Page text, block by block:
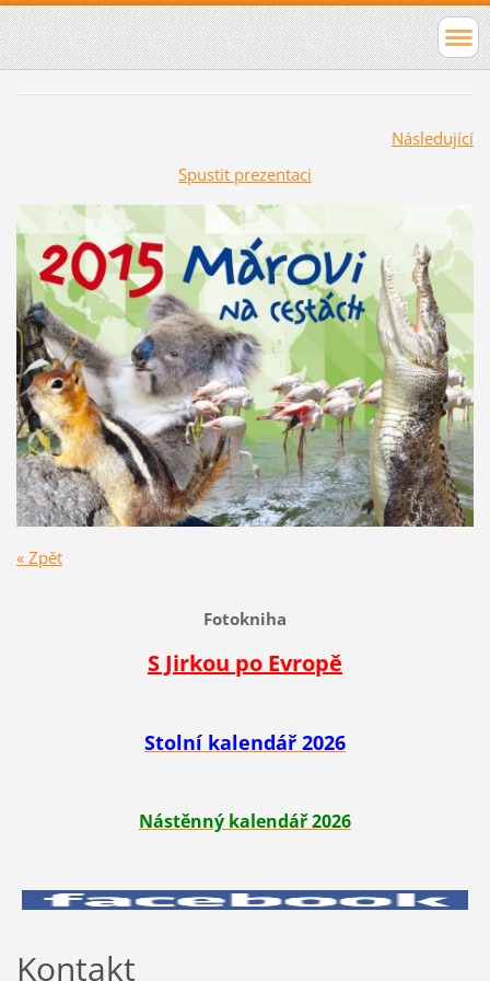
Následující
Spustit prezentaci
« Zpět
Fotokniha
S Jirkou po Evropě
Stolní kalendář 2026
Nástěnný kalendář 2026
Kontakt